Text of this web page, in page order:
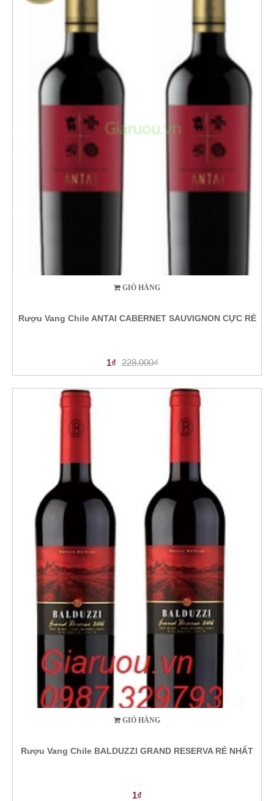
GIỎ HÀNG
Rượu Vang Chile ANTAI CABERNET SAUVIGNON CỰC RẺ
1₫ 228.000₫
GIỎ HÀNG
Rượu Vang Chile BALDUZZI GRAND RESERVA RẺ NHẤT
1₫